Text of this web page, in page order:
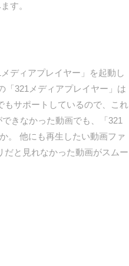
す。
ディアプレイヤー」を起動し
「321メディアプレイヤー」は
もサポートしているので、これ
きなかった動画でも、「321
。 他にも再生したい動画ファ
だと見れなかった動画がスムー